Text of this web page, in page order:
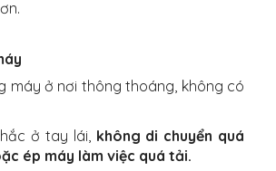
máy ở nơi thông thoáng, không có
ở tay lái, không di chuyển quá
ép máy làm việc quá tải.